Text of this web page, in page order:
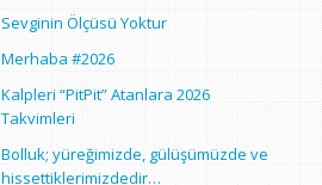
Sevginin Ölçüsü Yoktur
Merhaba #2026
Kalpleri “PitPit” Atanlara 2026
Takvimleri
Bolluk; yüreğimizde, gülüşümüzde ve
hissettiklerimizdedir…